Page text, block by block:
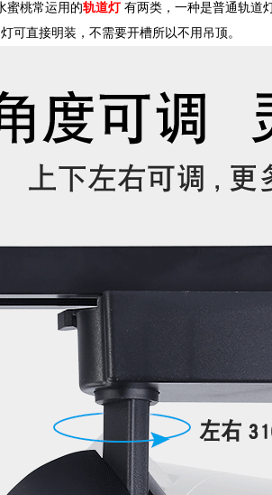
蜜桃常运用的轨道灯 有两类，一种是普通轨道灯
可直接明装，不需要开槽所以不用吊顶。